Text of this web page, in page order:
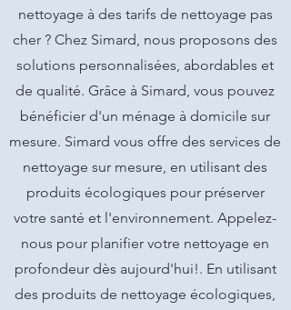
nettoyage à des tarifs de nettoyage pas
cher ? Chez Simard, nous proposons des
solutions personnalisées, abordables et
de qualité. Grâce à Simard, vous pouvez
bénéficier d'un ménage à domicile sur
mesure. Simard vous offre des services de
nettoyage sur mesure, en utilisant des
produits écologiques pour préserver
votre santé et l'environnement. Appelez-
nous pour planifier votre nettoyage en
profondeur dès aujourd'hui!. En utilisant
des produits de nettoyage écologiques,